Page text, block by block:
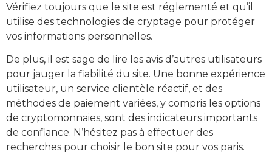
Vérifiez toujours que le site est réglementé et qu’il
utilise des technologies de cryptage pour protéger
vos informations personnelles.
De plus, il est sage de lire les avis d’autres utilisateurs
pour jauger la fiabilité du site. Une bonne expérience
utilisateur, un service clientèle réactif, et des
méthodes de paiement variées, y compris les options
de cryptomonnaies, sont des indicateurs importants
de confiance. N’hésitez pas à effectuer des
recherches pour choisir le bon site pour vos paris.